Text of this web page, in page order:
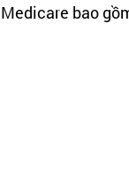
Medicare bao